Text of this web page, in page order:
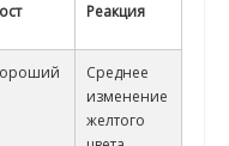
Реакция
Среднее
изменение
желтого